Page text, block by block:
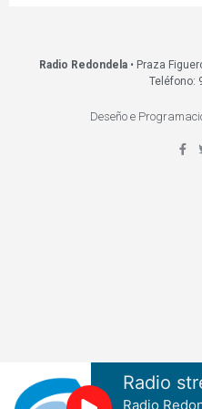
Radio Redondela• Praza
Teléfono:
Deseño e
Radio